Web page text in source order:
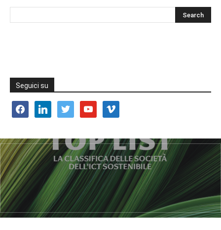
Seguici su
facebooklinkedin twitter youtube vimeo